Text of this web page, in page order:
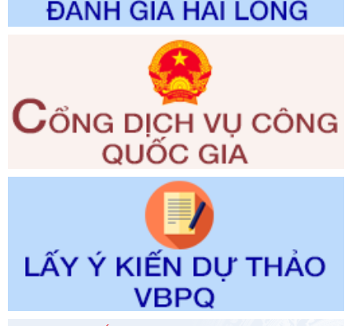
Số kí hiệu:292/2026/NĐ-CP
Tên: Nghị định số 292/2026/NĐ-CP của Chính phủ: Quy
định chi tiết một số điều và biện pháp để tổ chức, hướng
dẫn thi hành Luật Quản lý ngoại thương
Ngày ban hành: 21/07/2026
Số kí hiệu:
292/2026/NĐ-CP
Tên: Nghị định số 292/2026/NĐ-CP của Chính phủ: Quy
định chi tiết một số điều và biện pháp để tổ chức, hướng
dẫn thi hành Luật Quản lý ngoại thương
Ngày ban hành: 21/07/2026
105/2026/TT-BTC
Tên: Thông tư số 105/2026/TT-BTC của Bộ Tài chính: Bãi
bỏ Thông tư số 87/2019/TT- BТC ngày 19 tháng 12 năm
2019 của Bộ trưởng Bộ Tài chính hướng dẫn thực hiện xử
phạt vi phạm hành chính trong lĩnh vực kho bạc nhà nước
Ngày ban hành: 21/07/2026
291/2026/NĐ-CP
Tên: Nghị định số 291/2026/NĐ-CP của Chính phủ: Sửa